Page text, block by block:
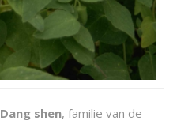
Dang shen, familie van de